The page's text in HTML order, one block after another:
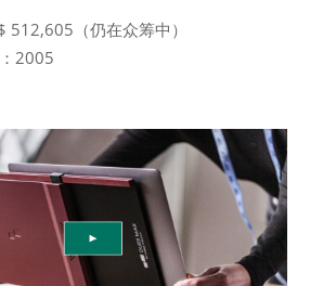
512,605（仍在众筹中）
2005